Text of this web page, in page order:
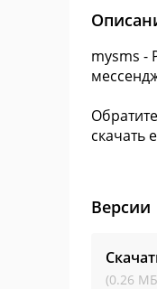
mysms -
скачать
Версии
(0.26